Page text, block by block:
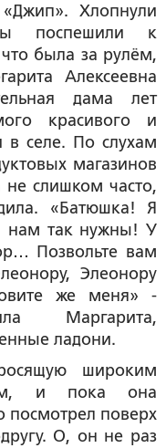
Хлопнули
поспешили к
была за рулём,
Алексеевна
дама лет
красивого и
в селе. По слухам
магазинов
не слишком часто,
«Батюшка! Я
нам так нужны! У
Позвольте вам
Элеонору
же меня» -
Маргарита,
ладони.
широким
и пока она
посмотрел поверх
О, он не раз